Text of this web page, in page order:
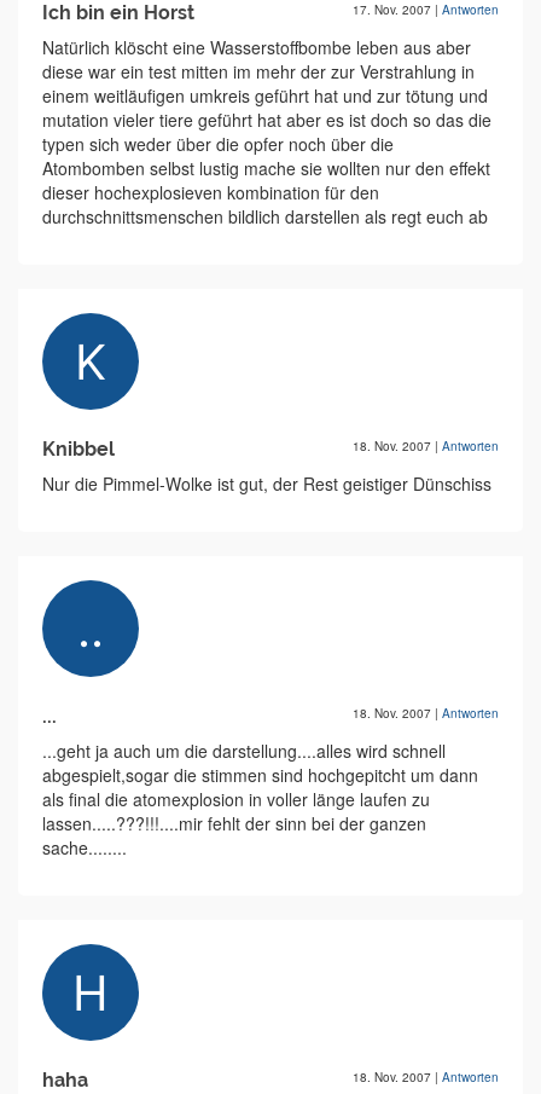
Ich bin ein Horst 17. Nov. 2007 | Antworten
Natürlich klöscht eine Wasserstoffbombe leben aus aber
diese war ein test mitten im mehr der zur Verstrahlung in
einem weitläufigen umkreis geführt hat und zur tötung und
mutation vieler tiere geführt hat aber es ist doch so das die
typen sich weder über die opfer noch über die
Atombomben selbst lustig mache sie wollten nur den effekt
dieser hochexplosieven kombination für den
durchschnittsmenschen bildlich darstellen als regt euch ab
Knibbel 18. Nov. 2007 | Antworten
Nur die Pimmel-Wolke ist gut, der Rest geistiger Dünschiss
... 18. Nov. 2007 | Antworten
...geht ja auch um die darstellung....alles wird schnell
abgespielt,sogar die stimmen sind hochgepitcht um dann
als final die atomexplosion in voller länge laufen zu
lassen.....???!!!....mir fehlt der sinn bei der ganzen
sache........
haha 18. Nov. 2007 | Antworten